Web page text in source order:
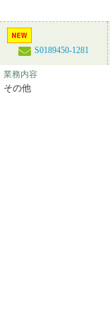
S0189450-1281
業務内容
その他